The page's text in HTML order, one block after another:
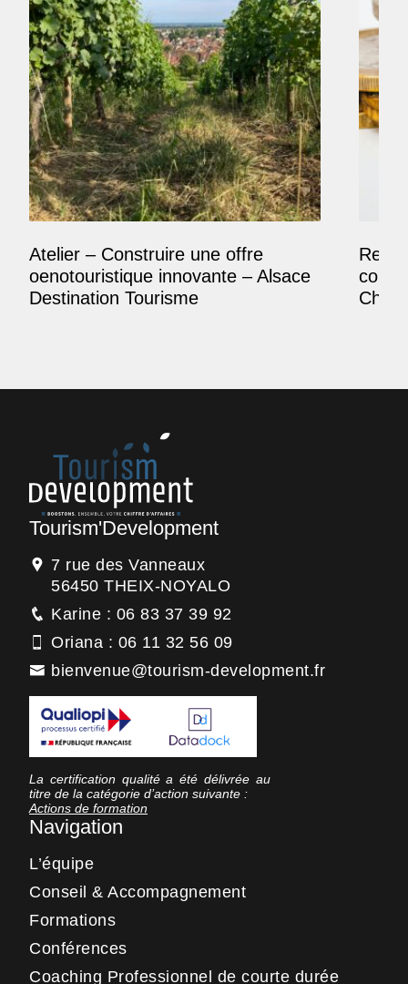
Atelier – Construire une offre
oenotouristique innovante – Alsace
Destination Tourisme
Tourism'Development
7 rue des Vanneaux
56450 THEIX-NOYALO
Karine : 06 83 37 39 92
Oriana : 06 11 32 56 09
bienvenue@tourism-development.fr
La certification qualité a été délivrée au
titre de la catégorie d’action suivante :
Actions de formation
Navigation
L’équipe
Conseil & Accompagnement
Formations
Conférences
Coaching Professionnel de courte durée